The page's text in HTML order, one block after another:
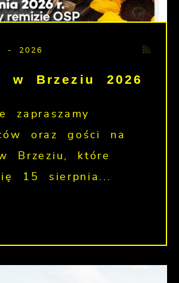
- 2026
w Brzeziu 2026
zapraszamy
oraz gości na
Brzeziu, które
15 sierpnia...